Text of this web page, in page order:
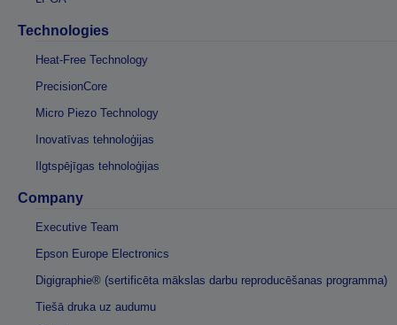
Technologies
Heat-Free Technology
PrecisionCore
Micro Piezo Technology
Inovatīvas tehnoloģijas
Ilgtspējīgas tehnoloģijas
Company
Executive Team
Epson Europe Electronics
Digigraphie® (sertificēta mākslas darbu reproducēšanas programma)
Tiešā druka uz audumu